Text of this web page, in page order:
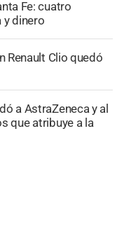
Fe: cuatro
y dinero
Renault Clio quedó
a AstraZeneca y al
que atribuye a la